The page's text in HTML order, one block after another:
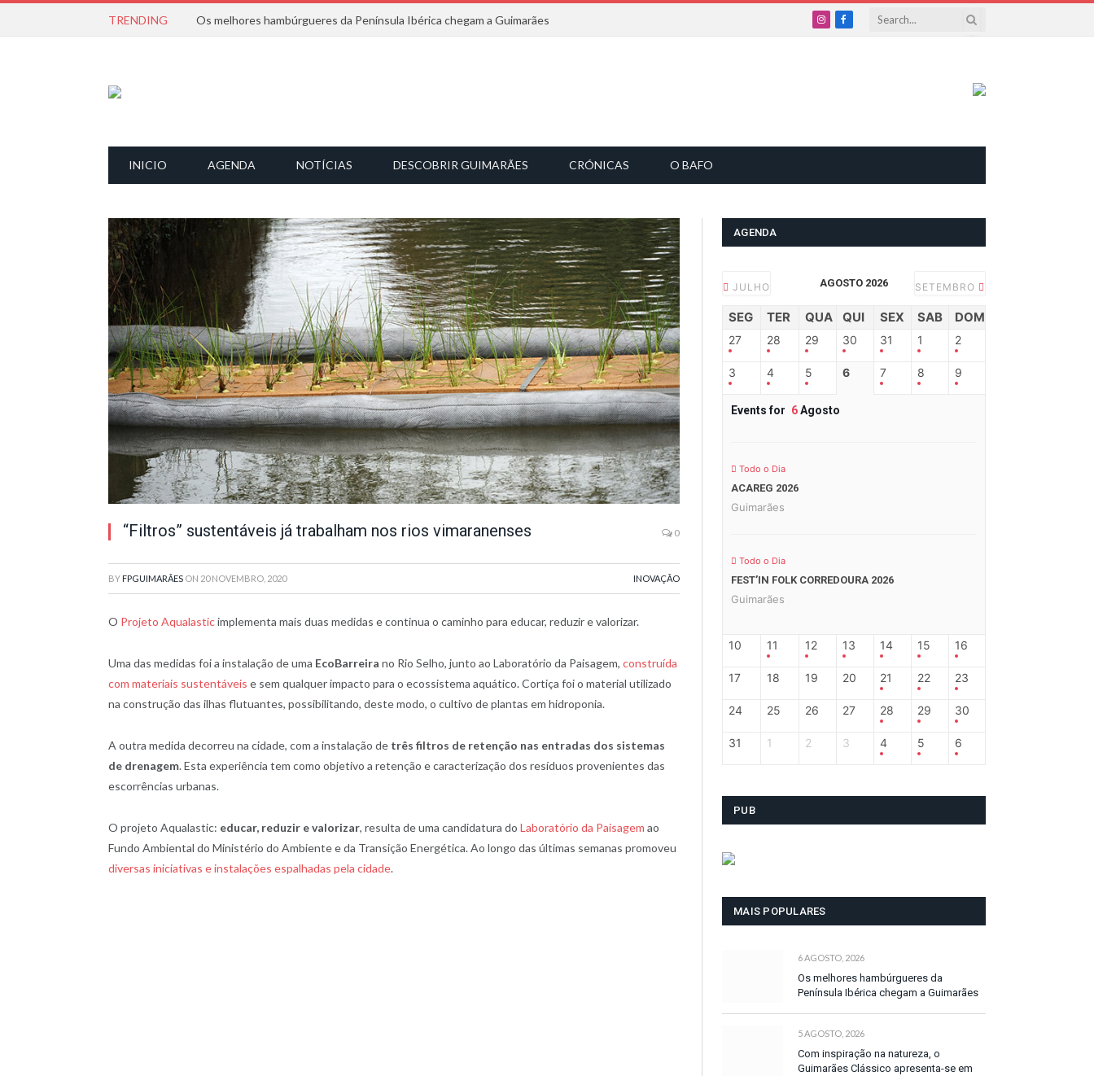
TRENDING Os melhores hambúrgueres da Península Ibérica chegam a Guimarães
InstagramFacebook
INICIO AGENDA NOTÍCIAS DESCOBRIR GUIMARÃES CRÓNICAS O BAFO
“Filtros” sustentáveis já trabalham nos rios vimaranenses 0
BY FPGUIMARÃES ON 20 NOVEMBRO, 2020 INOVAÇÃO
O Projeto Aqualasticimplementa mais duas medidas e continua o caminho para educar, reduzir e valorizar.
Uma das medidas foi a instalação de uma EcoBarreira no Rio Selho, junto ao Laboratório da Paisagem, construída
com materiais sustentáveis e sem qualquer impacto para o ecossistema aquático. Cortiça foi o material utilizado
na construção das ilhas flutuantes, possibilitando, deste modo, o cultivo de plantas em hidroponia.
A outra medida decorreu na cidade, com a instalação de três filtros de retenção nas entradas dos sistemas
de drenagem. Esta experiência tem como objetivo a retenção e caracterização dos resíduos provenientes das
escorrências urbanas.
O projeto Aqualastic: educar, reduzir e valorizar, resulta de uma candidatura do Laboratório da Paisagem ao
Fundo Ambiental do Ministério do Ambiente e da Transição Energética. Ao longo das últimas semanas promoveu
diversas iniciativas e instalações espalhadas pela cidade.
AGENDA
JULHO AGOSTO 2026 SETEMBRO
SEG TER QUA QUI SEX SAB DOM
27 28 29 30 31 1 2
3 4 5 6 7 8 9
Events for 6Agosto
Todo o Dia
ACAREG 2026
Guimarães
Todo o Dia
FEST’IN FOLK CORREDOURA 2026
Guimarães
10 11 12 13 14 15 16
17 18 19 20 21 22 23
24 25 26 27 28 29 30
31 1 2 3 4 5 6
PUB
MAIS POPULARES
6 AGOSTO, 2026
Os melhores hambúrgueres da
Península Ibérica chegam a Guimarães
5 AGOSTO, 2026
Com inspiração na natureza, o
Guimarães Clássico apresenta-se em